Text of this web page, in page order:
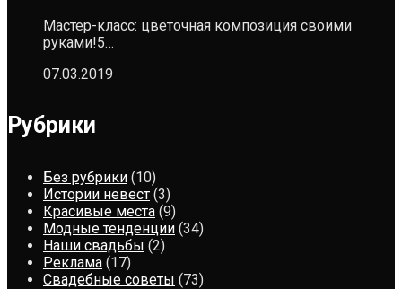
Мастер-класс: цветочная композиция своими
руками!5…
07.03.2019
Рубрики
Без рубрики (10)
Истории невест (3)
Красивые места (9)
Модные тенденции (34)
Наши свадьбы (2)
Реклама (17)
Свадебные советы (73)